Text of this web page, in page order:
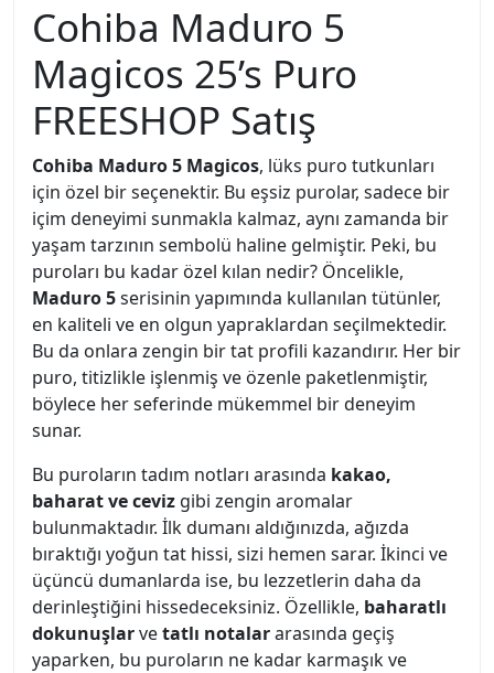
Cohiba Maduro 5
Magicos 25’s Puro
FREESHOP Satış
Cohiba Maduro 5 Magicos, lüks puro tutkunları
için özel bir seçenektir. Bu eşsiz purolar, sadece bir
içim deneyimi sunmakla kalmaz, aynı zamanda bir
yaşam tarzının sembolü haline gelmiştir. Peki, bu
puroları bu kadar özel kılan nedir? Öncelikle,
Maduro 5serisinin yapımında kullanılan tütünler,
en kaliteli ve en olgun yapraklardan seçilmektedir.
Bu da onlara zengin bir tat profili kazandırır. Her bir
puro, titizlikle işlenmiş ve özenle paketlenmiştir,
böylece her seferinde mükemmel bir deneyim
sunar.
Bu puroların tadım notları arasında kakao,
baharat ve ceviz gibi zengin aromalar
bulunmaktadır. İlk dumanı aldığınızda, ağızda
bıraktığı yoğun tat hissi, sizi hemen sarar. İkinci ve
üçüncü dumanlarda ise, bu lezzetlerin daha da
derinleştiğini hissedeceksiniz. Özellikle, baharatlı
dokunuşlarvetatlı notalararasında geçiş
yaparken, bu puroların ne kadar karmaşık ve